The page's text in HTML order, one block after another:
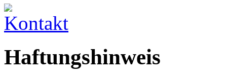
Haftungshinweis